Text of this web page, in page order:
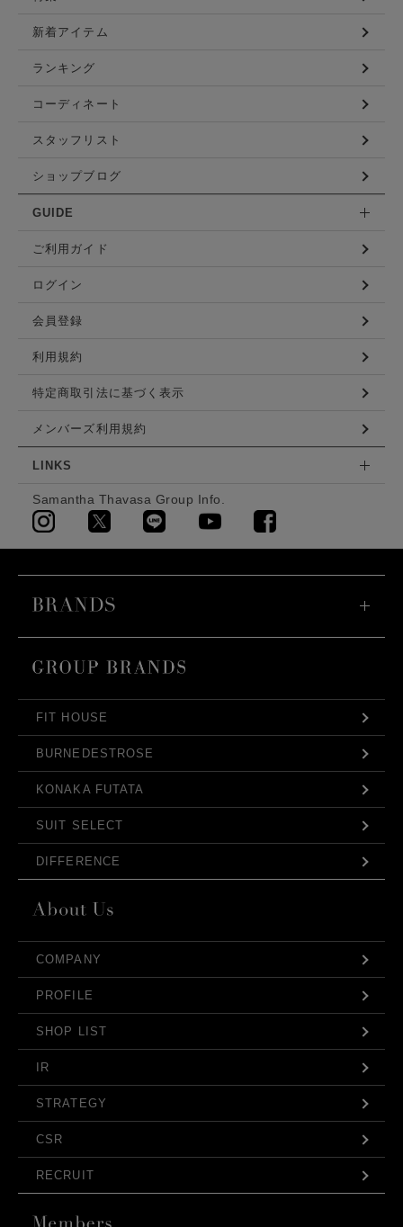
新着アイテム
ランキング
コーディネート
スタッフリスト
ショップブログ
GUIDE
ご利用ガイド
ログイン
会員登録
利用規約
特定商取引法に基づく表示
メンバーズ利用規約
LINKS
Samantha Thavasa Group Info.
FIT HOUSE
BURNEDESTROSE
KONAKA FUTATA
SUIT SELECT
DIFFERENCE
COMPANY
PROFILE
SHOP LIST
IR
STRATEGY
CSR
RECRUIT